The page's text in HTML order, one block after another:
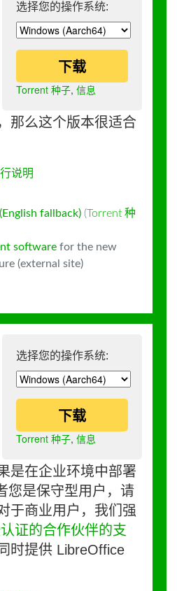
选择您的操作系统:
下载
Torrent 种子, 信息
那么这个版本很适合
说明
fallback) (Torrent 种
software for the new
(external site)
选择您的操作系统:
下载
Torrent 种子, 信息
是在企业环境中部署
您是保守型用户，请
于商业用户，我们强
证的合作伙伴的支
时提供 LibreOffice